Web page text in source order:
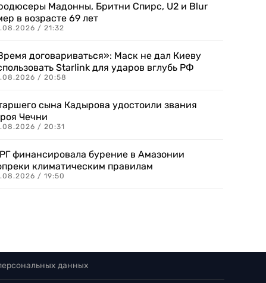
Мадонны, Бритни Спирс, U2 и Blur
в возрасте 69 лет
/ 21:32
договариваться»: Маск не дал Киеву
Starlink для ударов вглубь РФ
/ 20:58
сына Кадырова удостоили звания
Чечни
/ 20:31
финансировала бурение в Амазонии
климатическим правилам
/ 19:50
данных